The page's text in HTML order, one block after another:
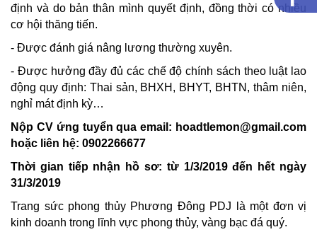
định và do bản thân mình quyết định, đồng thời có nhiều
cơ hội thăng tiến.
- Được đánh giá nâng lương thường xuyên.
- Được hưởng đầy đủ các chế độ chính sách theo luật lao
động quy định: Thai sản, BHXH, BHYT, BHTN, thâm niên,
nghỉ mát định kỳ…
Nộp CV ứng tuyển qua email: hoadtlemon@gmail.com
hoặc liên hệ: 0902266677
Thời gian tiếp nhận hồ sơ: từ 1/3/2019 đến hết ngày
31/3/2019
Trang sức phong thủy Phương Đông PDJ là một đơn vị
kinh doanh trong lĩnh vực phong thủy, vàng bạc đá quý.